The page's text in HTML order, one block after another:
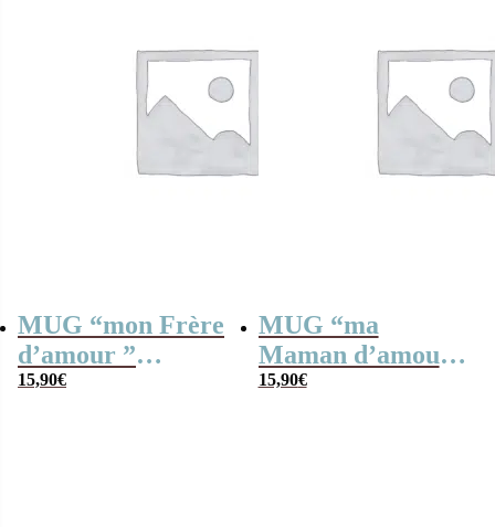
MUG “mon Frère
d’amour ”
bonbons rétro 80 –
15,90€
MUG “ma
Maman d’amour ”
bonbons rétro 80 –
15,90€